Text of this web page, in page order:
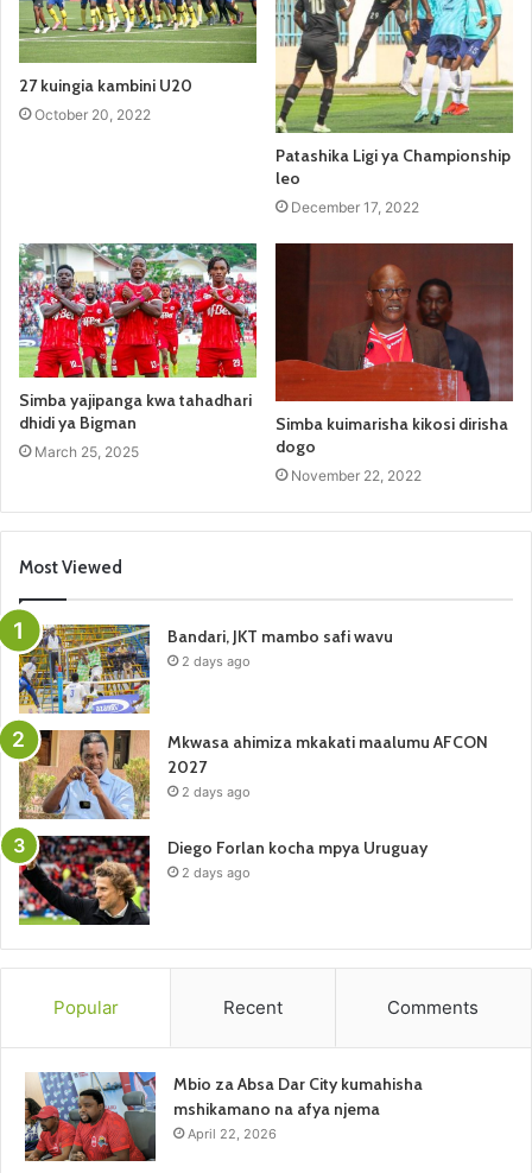
27 kuingia kambini U20
October 20, 2022
Patashika Ligi ya Championship
leo
December 17, 2022
Simba yajipanga kwa tahadhari
dhidi ya Bigman
March 25, 2025
Simba kuimarisha kikosi dirisha
dogo
November 22, 2022
Most Viewed
Bandari, JKT mambo safi wavu
2 days ago
Mkwasa ahimiza mkakati maalumu AFCON
2027
2 days ago
Diego Forlan kocha mpya Uruguay
2 days ago
Popular Recent Comments
Mbio za Absa Dar City kumahisha
mshikamano na afya njema
April 22, 2026